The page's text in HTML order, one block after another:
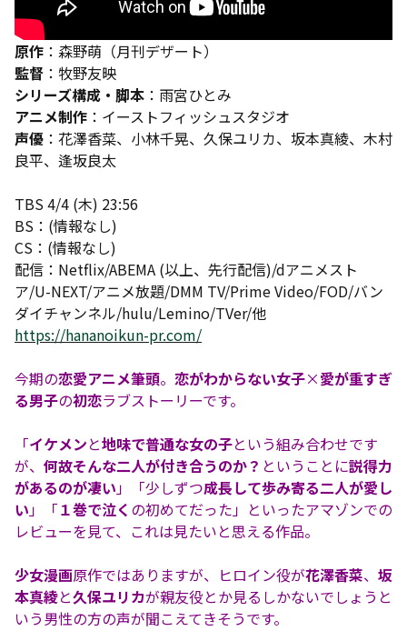
原作 ：森野萌（月刊デザート）
監督 ：牧野友映
シリーズ構成・脚本 ：雨宮ひとみ
アニメ制作 ：イーストフィッシュスタジオ
声優 ：花澤香菜、小林千晃、久保ユリカ、坂本真綾、木村
良平、逢坂良太
TBS 4/4 (木) 23:56
BS：(情報なし)
CS：(情報なし)
配信：Netflix/ABEMA (以上、先行配信)/dアニメスト
ア/U-NEXT/アニメ放題/DMM TV/Prime Video/FOD/バン
ダイチャンネル/hulu/Lemino/TVer/他
https://hananoikun-pr.com/
今期の恋愛アニメ筆頭。 恋がわからない女子×愛が重すぎ
る男子の初恋ラブストーリーです。
「イケメンと地味で普通な女の子という組み合わせです
が、 何故そんな二人が付き合うのか？ ということに説得力
があるのが凄い」「少しずつ成長して歩み寄る二人が愛し
い」「１巻で泣く の初めてだった」といったアマゾンでの
レビューを見て、これは見たいと思える作品。
少女漫画原作ではありますが、ヒロイン役が花澤香菜、 坂
本真綾と久保ユリカが親友役とか見るしかないでしょうと
いう男性の方の声が聞こえてきそうです。